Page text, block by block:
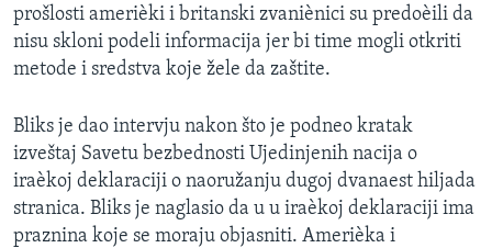
prošlosti amerièki i britanski zvaniènici su predoèili da
nisu skloni podeli informacija jer bi time mogli otkriti
metode i sredstva koje žele da zaštite.
Bliks je dao intervju nakon što je podneo kratak
izveštaj Savetu bezbednosti Ujedinjenih nacija o
iraèkoj deklaraciji o naoružanju dugoj dvanaest hiljada
stranica. Bliks je naglasio da u u iraèkoj deklaraciji ima
praznina koje se moraju objasniti. Amerièka i